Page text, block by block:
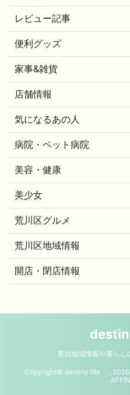
レビュー記事
便利グッズ
家事&雑貨
店舗情報
気になるあの人
病院・ペット病院
美容・健康
美少女
荒川区グルメ
荒川区地域情報
開店・閉店情報
荒川地域情報や暮らし
Copyright© destiny life , 2026